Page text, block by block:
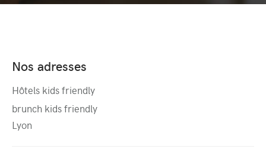
Nos adresses
Hôtels kids friendly
brunch kids friendly
Lyon